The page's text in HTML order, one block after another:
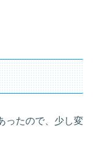
ったので、少し変